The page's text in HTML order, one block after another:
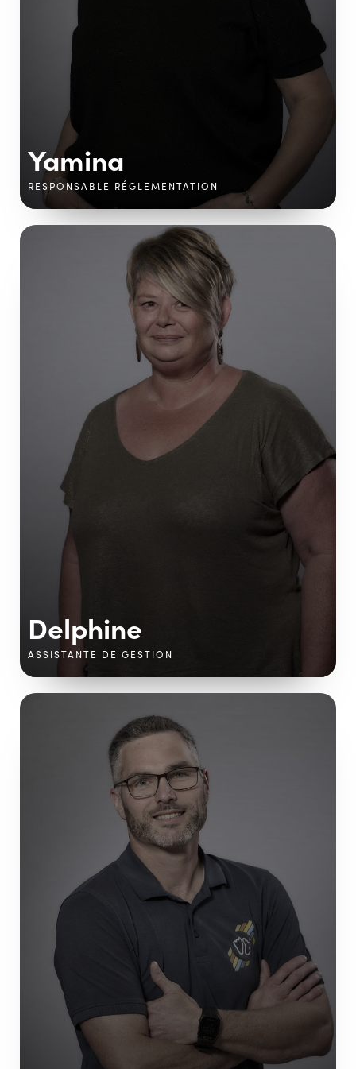
Yamina
RESPONSABLE RÉGLEMENTATION
Delphine
ASSISTANTE DE GESTION